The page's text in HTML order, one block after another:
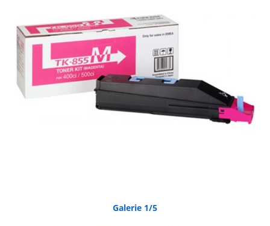
Galerie 1/5